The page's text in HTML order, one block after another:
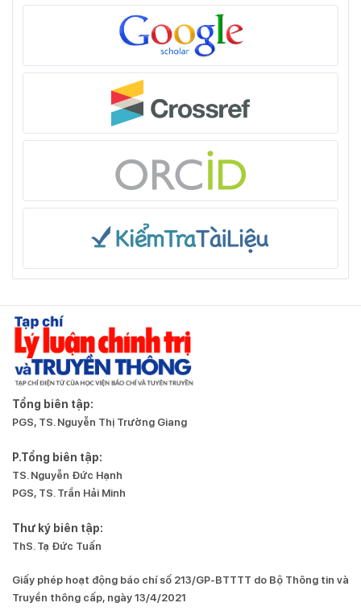
Tổng biên tập:
PGS, TS. Nguyễn Thị Trường Giang
P.Tổng biên tập:
TS. Nguyễn Đức Hạnh
PGS, TS. Trần Hải Minh
Thư ký biên tập:
ThS. Tạ Đức Tuấn
Giấy phép hoạt động báo chí số 213/GP-BTTTT do Bộ Thông tin và
Truyền thông cấp, ngày 13/4/2021